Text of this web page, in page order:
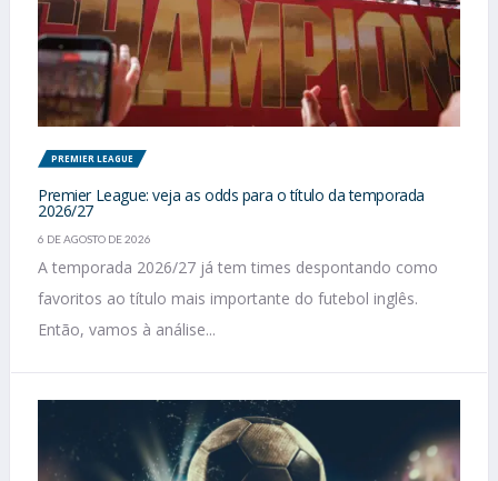
PREMIER LEAGUE
Premier League: veja as odds para o título da temporada
2026/27
6 DE AGOSTO DE 2026
A temporada 2026/27 já tem times despontando como
favoritos ao título mais importante do futebol inglês.
Então, vamos à análise...